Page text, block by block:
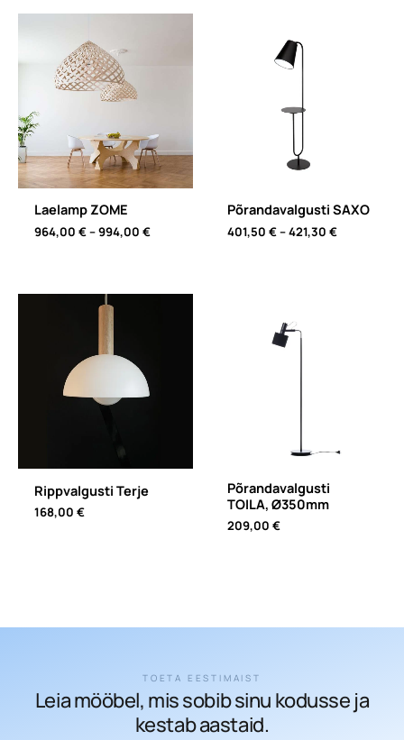
Laelamp ZOME
964,00 €–994,00 €Price
994,00 €
Põrandavalgusti SAXO
401,50 €–421,30 €Price
Rippvalgusti Terje
168,00 €
Põrandavalgusti
TOILA, Ø350mm
209,00 €
TOETA EESTIMAIST
Leia mööbel, mis sobib sinu kodusse ja
kestab aastaid.